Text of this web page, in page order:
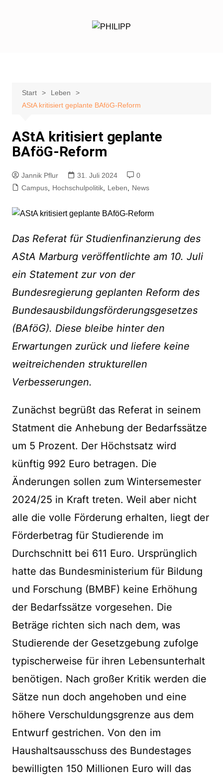
Start
Leben
AStA kritisiert geplante BAföG-Reform
AStA kritisiert geplante
BAföG-Reform
Jannik Pflur 31. Juli 2024
0
Campus, Hochschulpolitik, Leben, News
Das Referat für Studienfinanzierung des
AStA Marburg veröffentlichte am 10. Juli
ein Statement zur von der
Bundesregierung geplanten Reform des
Bundesausbildungsförderungsgesetzes
(BAföG). Diese bleibe hinter den
Erwartungen zurück und liefere keine
weitreichenden strukturellen
Verbesserungen.
Zunächst begrüßt das Referat in seinem
Statment die Anhebung der Bedarfssätze
um 5 Prozent. Der Höchstsatz wird
künftig 992 Euro betragen. Die
Änderungen sollen zum Wintersemester
2024/25 in Kraft treten. Weil aber nicht
alle die volle Förderung erhalten, liegt der
Förderbetrag für Studierende im
Durchschnitt bei 611 Euro. Ursprünglich
hatte das Bundesministerium für Bildung
und Forschung (BMBF) keine Erhöhung
der Bedarfssätze vorgesehen. Die
Beträge richten sich nach dem, was
Studierende der Gesetzgebung zufolge
typischerweise für ihren Lebensunterhalt
benötigen. Nach großer Kritik werden die
Sätze nun doch angehoben und eine
höhere Verschuldungsgrenze aus dem
Entwurf gestrichen. Von den im
Haushaltsausschuss des Bundestages
bewilligten 150 Millionen Euro will das